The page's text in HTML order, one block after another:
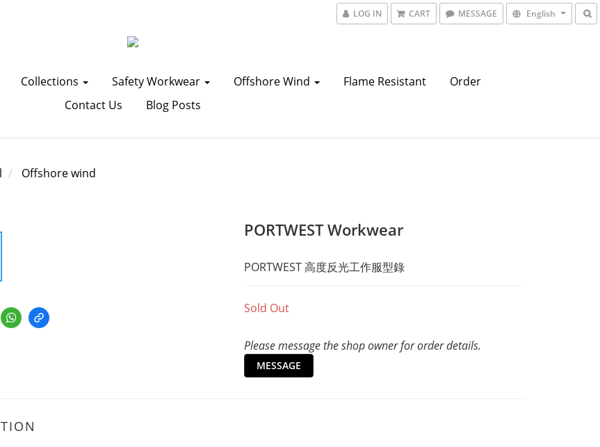
LOG IN CART MESSAGE English
Collections Safety Workwear Offshore Wind Flame Resistant
Order
Contact Us
Blog Posts
Offshore wind
PORTWEST Workwear
PORTWEST 高度反光工作服型錄
Sold Out
Please message the shop owner for order details.
MESSAGE